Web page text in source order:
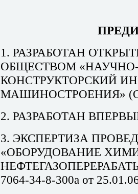
1. РАЗРАБОТАН
ОБЩЕСТВОМ
КОНСТРУКТОРСКИЙ
МАШИНОСТРОЕНИЯ»
2. РАЗРАБОТАН
3. ЭКСПЕРТИЗА
«ОБОРУДОВАНИЕ
7064-34-8-300а от